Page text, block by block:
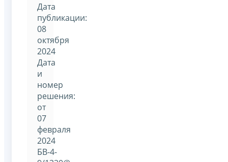
Дата
публикации:
08
октября
2024
Дата
и
номер
решения:
от
07
февраля
2024
БВ-4-